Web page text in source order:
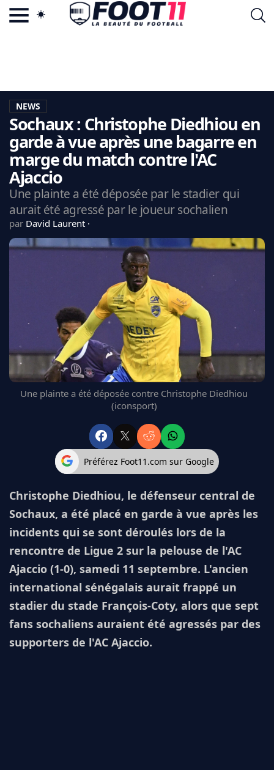
LA CHARTE
VIE PRIVÉE
CGU
CONTACTEZ-NOUS
MERCATO
CDM 2026
EDF
PSG
LIGUE 1
MANCHESTER UNITED
BAYERN
L'AVIS DE LA RÉDAC'
NEWS
Sochaux : Christophe Diedhiou en
garde à vue après une bagarre en
marge du match contre l'AC
Ajaccio
Une plainte a été déposée par le stadier qui
aurait été agressé par le joueur sochalien
par David Laurent
Une plainte a été déposée contre Christophe Diedhiou
(iconsport)
Préférez Foot11.com sur Google
Christophe Diedhiou, le défenseur central de
Sochaux, a été placé en garde à vue après les
incidents qui se sont déroulés lors de la
rencontre de Ligue 2 sur la pelouse de l'AC
Ajaccio (1-0), samedi 11 septembre. L'ancien
international sénégalais aurait frappé un
stadier du stade François-Coty, alors que sept
fans sochaliens auraient été agressés par des
supporters de l'AC Ajaccio.